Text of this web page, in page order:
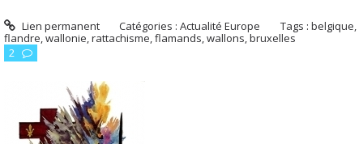
Lien permanent Catégories :Actualité Europe Tags :belgique,
flandre,wallonie,rattachisme,flamands,wallons,bruxelles
2